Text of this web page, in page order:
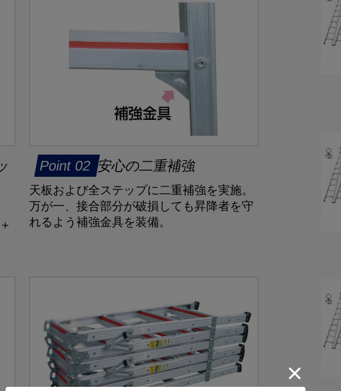
安心の二重補強
天板および全ステップに二重補強を実施。
万が一、接合部分が破損しても昇降者を守
れるよう補強金具を装備。